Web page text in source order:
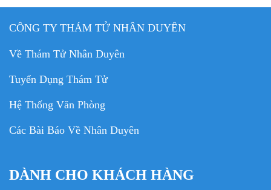
CÔNG TY THÁM TỬ NHÂN DUYÊN
Về Thám Tử Nhân Duyên
Tuyển Dụng Thám Tử
Hệ Thống Văn Phòng
Các Bài Báo Về Nhân Duyên
DÀNH CHO KHÁCH HÀNG